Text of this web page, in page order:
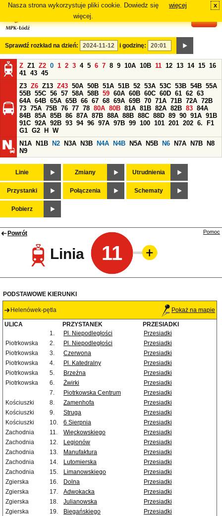
Nasza strona wykorzystuje pliki cookie. Dowiedz się
więcej.
więcej x
Sprawdź rozkład na dzień: i godzinę:
Z Z1 Z2 0 1 2 3 4 5 6 7 8 9 10A 10B 11 12 13 14 15 16
41 43 45
Z3 Z6 Z13 Z43 50A 50B 51A 51B 52 53A 53C 53B 54B 55A
55B 55C 56 57 58A 58B 59 60A 60B 60C 60D 61 62 63
64A 64B 65A 65B 66 67 68 69A 69B 70 71A 71B 72A 72B
73 75A 75B 76 77 78 80A 80B 81A 81B 82A 82B 83 84A
84B 85A 85B 86 87A 87B 88A 88B 88C 88D 89 90 91A 91B
91C 92A 92B 93 94 96 97A 97B 99 100 101 201 202 6.
F1
G1 G2 H
W
N1A
N1B N2 N3A N3B N4A N4B N5A N5B N6 N7A N7B
N8
N9
Linie Zmiany Utrudnienia
Przystanki Połączenia Schematy
Pobierz
Powrót
Linia 11
Pomoc
PODSTAWOWE KIERUNKI
Helenówek-pętla Pokaż na mapie
ULICA PRZYSTANEK
PRZESIADKI
1.
Pl. Niepodległości
Przesiadki
Piotrkowska
2. Pl. Niepodległości
Przesiadki
Piotrkowska
3. Czerwona
Przesiadki
Piotrkowska
4. Pl. Katedralny
Przesiadki
Piotrkowska
5. Brzeźna
Przesiadki
Piotrkowska
6. Żwirki
Przesiadki
7.
Piotrkowska Centrum
Przesiadki
Kościuszki
8. Zamenhofa
Przesiadki
Kościuszki
9. Struga
Przesiadki
Kościuszki
10. 6 Sierpnia
Przesiadki
Zachodnia
11. Więckowskiego
Przesiadki
Zachodnia
12. Legionów
Przesiadki
Zachodnia
13. Manufaktura
Przesiadki
Zachodnia
14. Lutomierska
Przesiadki
Zachodnia
15. Limanowskiego
Przesiadki
Zgierska
16. Dolna
Przesiadki
Zgierska
17. Adwokacka
Przesiadki
Zgierska
18. Julianowska
Przesiadki
Zgierska
19. Biegańskiego
Przesiadki